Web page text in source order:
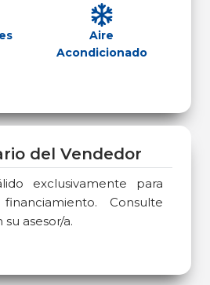
Aire
Acondicionado
del Vendedor
exclusivamente para
Consulte
asesor/a.